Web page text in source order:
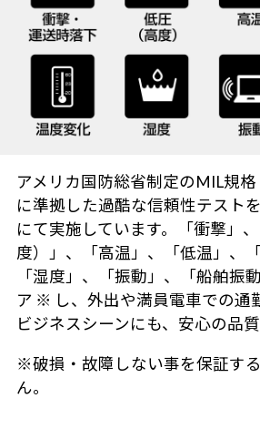
アメリカ国防総省制定のMIL規格
に準拠した過酷な信頼性テスト
にて実施しています。「衝撃」
度）」、「高温」、「低温」、
「湿度」、「振動」、「船舶振
ア ※ し、外出や満員電車での通
ビジネスシーンにも、安心の品質
※破損・故障しない事を保証す
ん。